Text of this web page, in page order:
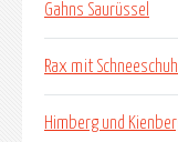
Gahns Saurüssel
Rax mit
Himberg und